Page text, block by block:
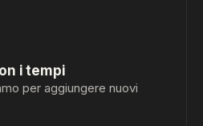
i tempi
per aggiungere nuovi